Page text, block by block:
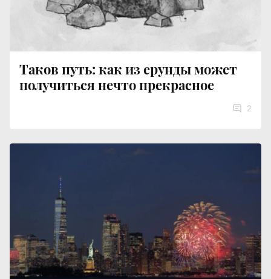
Таков путь: как из ерунды может
получиться нечто прекрасное
2